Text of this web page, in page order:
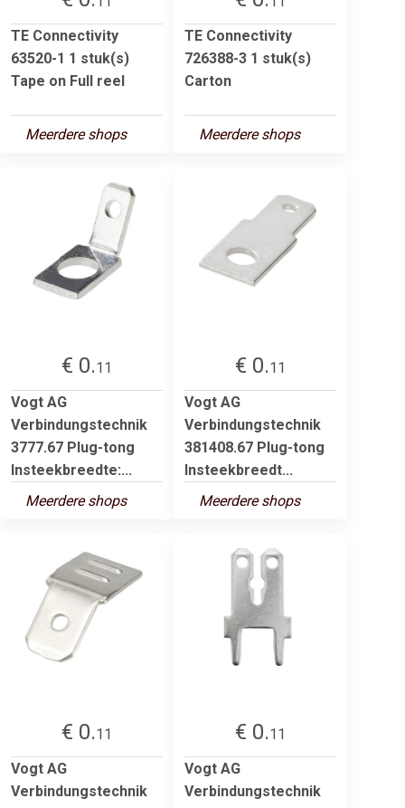
TE Connectivity
63520-1 1 stuk(s)
Tape on Full reel
Meerdere shops
TE Connectivity
726388-3 1 stuk(s)
Carton
Meerdere shops
€ 0.11
Vogt AG
Verbindungstechnik
3777.67 Plug-tong
Insteekbreedte:...
Meerdere shops
€ 0.11
Vogt AG
Verbindungstechnik
381408.67 Plug-tong
Insteekbreedt...
Meerdere shops
€ 0.11
Vogt AG
Verbindungstechnik
€ 0.11
Vogt AG
Verbindungstechnik